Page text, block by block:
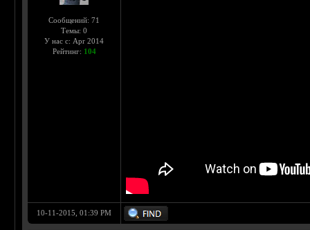
Сообщений: 71
Темы: 0
У нас с: Apr 2014
Рейтинг: 104
10-11-2015, 01:39 PM